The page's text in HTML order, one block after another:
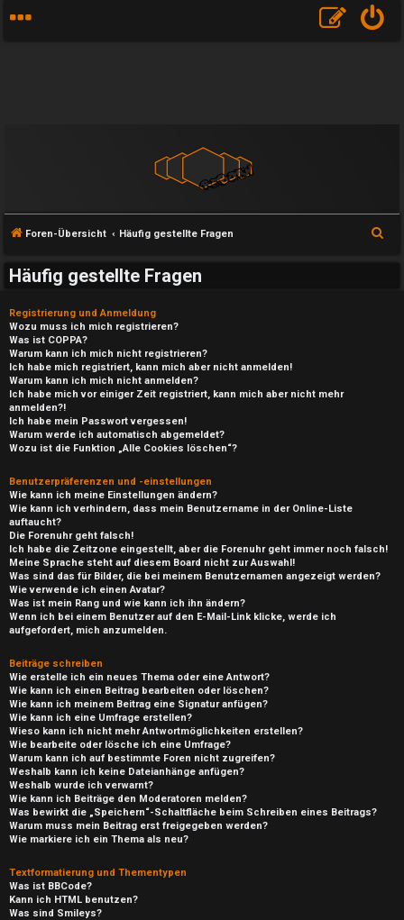
Foren-Übersicht Häufig gestellte Fragen
Häufig gestellte Fragen
Registrierung und Anmeldung
Wozu muss ich mich registrieren?
Was ist COPPA?
Warum kann ich mich nicht registrieren?
Ich habe mich registriert, kann mich aber nicht anmelden!
Warum kann ich mich nicht anmelden?
Ich habe mich vor einiger Zeit registriert, kann mich aber nicht mehr
anmelden?!
Ich habe mein Passwort vergessen!
Warum werde ich automatisch abgemeldet?
Wozu ist die Funktion „Alle Cookies löschen“?
Benutzerpräferenzen und -einstellungen
Wie kann ich meine Einstellungen ändern?
Wie kann ich verhindern, dass mein Benutzername in der Online-Liste
auftaucht?
Die Forenuhr geht falsch!
Ich habe die Zeitzone eingestellt, aber die Forenuhr geht immer noch falsch!
Meine Sprache steht auf diesem Board nicht zur Auswahl!
Was sind das für Bilder, die bei meinem Benutzernamen angezeigt werden?
Wie verwende ich einen Avatar?
Was ist mein Rang und wie kann ich ihn ändern?
Wenn ich bei einem Benutzer auf den E-Mail-Link klicke, werde ich
aufgefordert, mich anzumelden.
Beiträge schreiben
Wie erstelle ich ein neues Thema oder eine Antwort?
Wie kann ich einen Beitrag bearbeiten oder löschen?
Wie kann ich meinem Beitrag eine Signatur anfügen?
Wie kann ich eine Umfrage erstellen?
Wieso kann ich nicht mehr Antwortmöglichkeiten erstellen?
Wie bearbeite oder lösche ich eine Umfrage?
Warum kann ich auf bestimmte Foren nicht zugreifen?
Weshalb kann ich keine Dateianhänge anfügen?
Weshalb wurde ich verwarnt?
Wie kann ich Beiträge den Moderatoren melden?
Was bewirkt die „Speichern“-Schaltfläche beim Schreiben eines Beitrags?
Warum muss mein Beitrag erst freigegeben werden?
Wie markiere ich ein Thema als neu?
Textformatierung und Thementypen
Was ist BBCode?
Kann ich HTML benutzen?
Was sind Smileys?